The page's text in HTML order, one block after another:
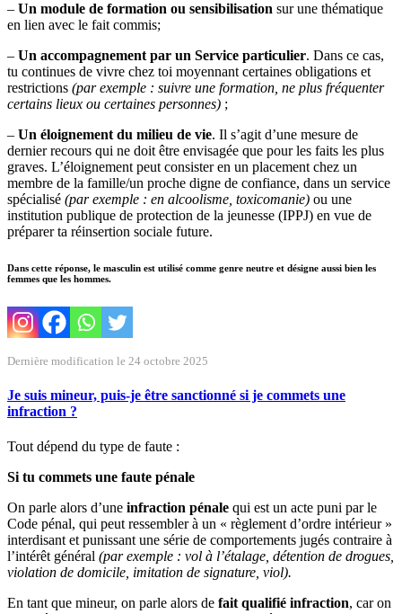
– Un module de formation ou sensibilisation sur une thématique
en lien avec le fait commis;
– Un accompagnement par un Service particulier. Dans ce cas,
tu continues de vivre chez toi moyennant certaines obligations et
restrictions (par exemple : suivre une formation, ne plus fréquenter
certains lieux ou certaines personnes) ;
– Un éloignement du milieu de vie. Il s’agit d’une mesure de
dernier recours qui ne doit être envisagée que pour les faits les plus
graves. L’éloignement peut consister en un placement chez un
membre de la famille/un proche digne de confiance, dans un service
spécialisé (par exemple : en alcoolisme, toxicomanie) ou une
institution publique de protection de la jeunesse (IPPJ) en vue de
préparer ta réinsertion sociale future.
Dans cette réponse, le masculin est utilisé comme genre neutre et désigne aussi bien les
femmes que les hommes.
Dernière modification le 24 octobre 2025
Je suis mineur, puis-je être sanctionné si je commets une
infraction ?
Tout dépend du type de faute :
Si tu commets une faute pénale
On parle alors d’une infraction pénale qui est un acte puni par le
Code pénal, qui peut ressembler à un « règlement d’ordre intérieur »
interdisant et punissant une série de comportements jugés contraire à
l’intérêt général (par exemple : vol à l’étalage, détention de drogues,
violation de domicile, imitation de signature, viol).
En tant que mineur, on parle alors de fait qualifié infraction, car on